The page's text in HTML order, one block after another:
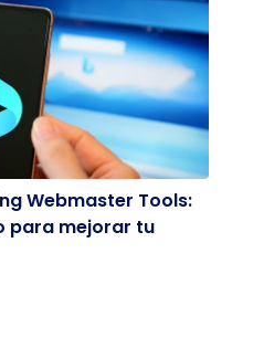
Webmaster Tools:
para mejorar tu